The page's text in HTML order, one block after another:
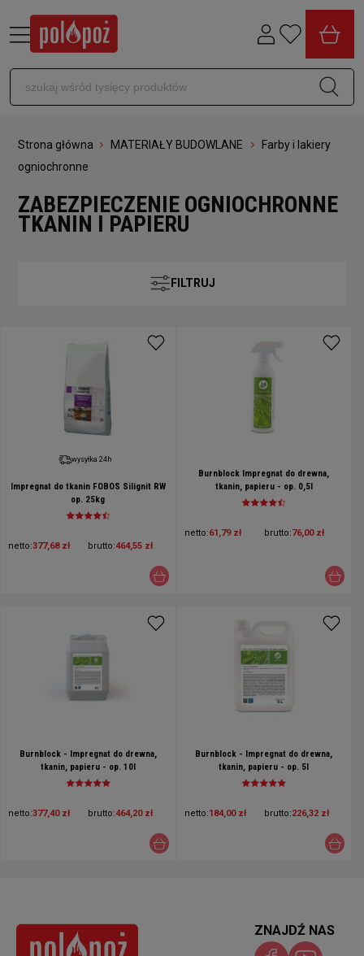
Strona główna MATERIAŁY BUDOWLANE
Farby i lakiery
ogniochronne
ZABEZPIECZENIE OGNIOCHRONNE
TKANIN I PAPIERU
FILTRUJ
wysyłka 24h
Impregnat do tkanin FOBOS Silignit RW
op. 25kg
netto:377,68 zł brutto:464,55 zł
Burnblock Impregnat do drewna,
tkanin, papieru - op. 0,5l
netto:61,79 zł brutto:76,00 zł
Burnblock - Impregnat do drewna,
tkanin, papieru - op. 10l
netto:377,40 zł brutto:464,20 zł
Burnblock - Impregnat do drewna,
tkanin, papieru - op. 5l
netto:184,00 zł brutto:226,32 zł
ZNAJDŹ NAS